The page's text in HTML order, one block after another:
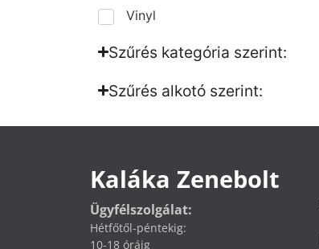
Vinyl
Szűrés kategória szerint:
Szűrés alkotó szerint:​
Kaláka Zenebolt
Ügyfélszolgálat:
Hétfőtől-péntekig:
10-18 óráig